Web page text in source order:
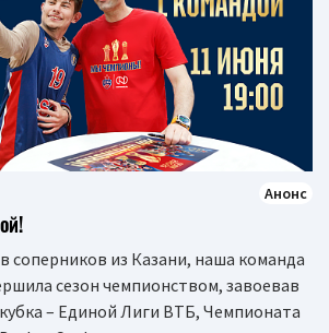
Анонс
соперников из Казани, наша команда
сезон чемпионством, завоевав
– Единой Лиги ВТБ, Чемпионата